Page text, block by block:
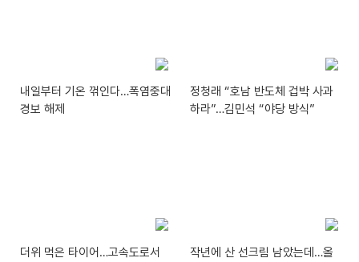
내일부터 기온 꺾인다…폭염중대
경보 해제
정청래 “호남 반도체 겁박 사과
하라”…김민석 “야당 방식”
더위 먹은 타이어…고속도로서
작년에 산 선크림 남았는데…올